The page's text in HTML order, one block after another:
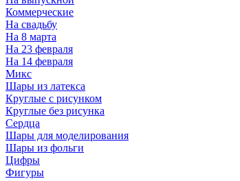
Коммерческие
На свадьбу
На 8 марта
На 23 февраля
На 14 февраля
Микс
Шары из латекса
Круглые с рисунком
Круглые без рисунка
Сердца
Шары для моделирования
Шары из фольги
Цифры
Фигуры